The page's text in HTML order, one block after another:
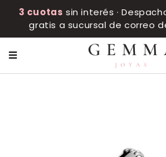
3 cuotas sin interés ·
gratis a sucursal de correo